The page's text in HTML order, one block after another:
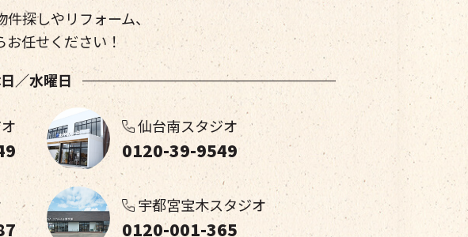
件探しやリフォーム、
任せください！
／水曜日
仙台南スタジオ
0120-39-9549
宇都宮宝木スタジオ
0120-001-365